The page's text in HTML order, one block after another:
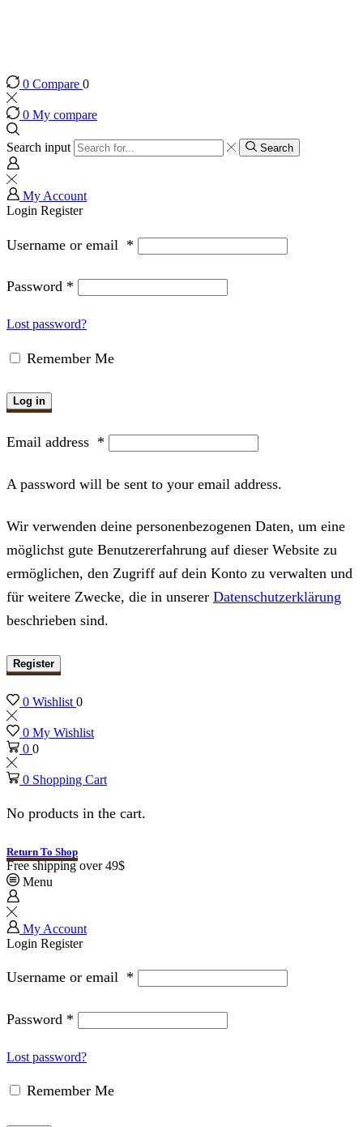
0 Compare 0
0 My compare
Search input Search
My Account
Login Register
Username or email *
Password *
Lost password?
Remember Me
Log in
Email address *
A password will be sent to your email address.
Wir verwenden deine personenbezogenen Daten, um eine
möglichst gute Benutzererfahrung auf dieser Website zu
ermöglichen, den Zugriff auf dein Konto zu verwalten und
für weitere Zwecke, die in unserer Datenschutzerklärung
beschrieben sind.
Register
0 Wishlist 0
0 My Wishlist
0 0
0 Shopping Cart
No products in the cart.
Return To Shop
Free shipping over 49$
Menu
My Account
Login Register
Username or email *
Password *
Lost password?
Remember Me